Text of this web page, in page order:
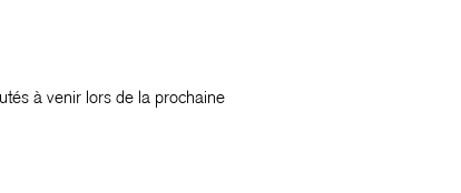
à venir lors de la prochaine